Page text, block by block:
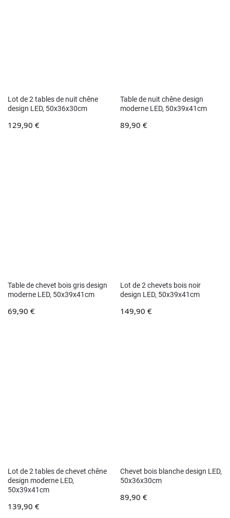
Lot de 2 tables de nuit chêne
design LED, 50x36x30cm
129,90 €
Table de nuit chêne design
moderne LED, 50x39x41cm
89,90 €
Table de chevet bois gris design
moderne LED, 50x39x41cm
69,90 €
Lot de 2 chevets bois noir
design LED, 50x39x41cm
149,90 €
Lot de 2 tables de chevet chêne
design moderne LED,
50x39x41cm
139,90 €
Chevet bois blanche design LED,
50x36x30cm
89,90 €